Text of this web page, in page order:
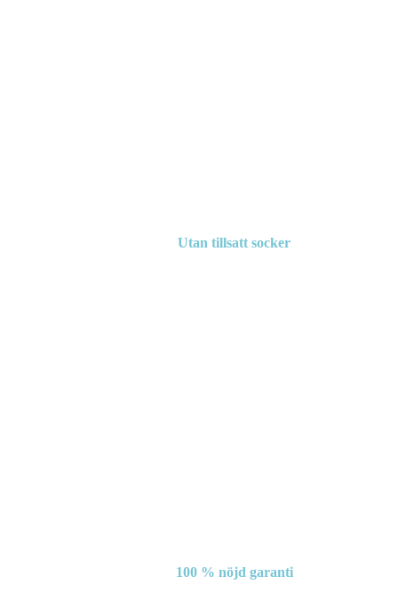
Utan tillsatt socker
100 % nöjd garanti